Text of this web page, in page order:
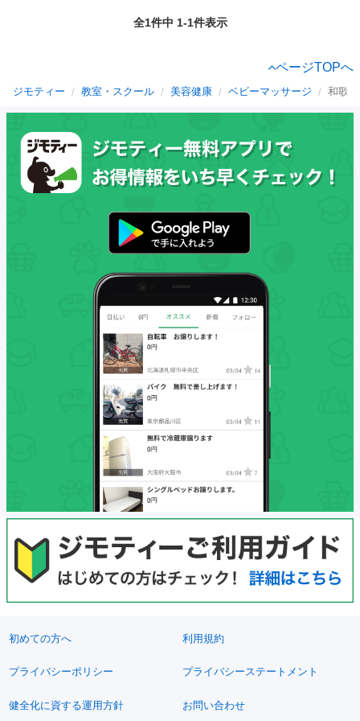
全1件中 1-1件表示
ページTOPへ
ジモティー 教室・スクール 美容健康 ベビーマッサージ 和歌
初めての方へ 利用規約
プライバシーポリシー プライバシーステートメント
健全化に資する運用方針 お問い合わせ